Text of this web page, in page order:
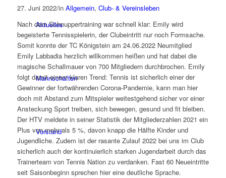
Aktuelles
Mannschaften
Vorstand
27. Juni 2022/in Allgemein, Club- & Vereinsleben
Nach dem Schnuppertraining war schnell klar: Emily wird
begeisterte Tennisspielerin, der Clubeintritt nur noch Formsache.
Somit konnte der TC Königstein am 24.06.2022 Neumitglied
Emily Labbadia herzlich willkommen heißen und hat dabei die
magische Schallmauer von 700 Mitgliedern durchbrochen. Emily
folgt damit einem klaren Trend: Tennis ist sicherlich einer der
Gewinner der fortwährenden Corona-Pandemie, kann man hier
doch mit Abstand zum Mitspieler weitestgehend sicher vor einer
Ansteckung Sport treiben, sich bewegen, gesund und fit bleiben.
Der HTV meldete in seiner Statistik der Mitgliederzahlen 2021 ein
Plus von mehr als 5 %, davon knapp die Hälfte Kinder und
Jugendliche. Zudem ist der rasante Zulauf 2022 bei uns im Club
sicherlich auch der kontinuierlich starken Jugendarbeit durch das
Trainerteam von Tennis Nation zu verdanken. Fast 60 Neueintritte
seit Saisonbeginn sprechen hier eine deutliche Sprache.